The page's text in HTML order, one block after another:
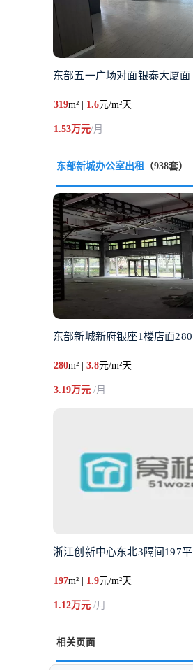
东部五一广场对面银泰大厦面
319m² | 1.6元/m²天
1.53万元/月
东部新城办公室出租 （938套）
东部新城新府银座1楼店面280
280m² | 3.8元/m²天
3.19万元 /月
浙江创新中心东北3隔间197平
197m² | 1.9元/m²天
1.12万元 /月
相关页面